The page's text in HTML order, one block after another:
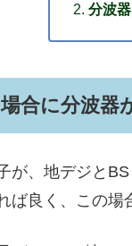
分波
合に分波器
が、地デジと
ば良く、この場